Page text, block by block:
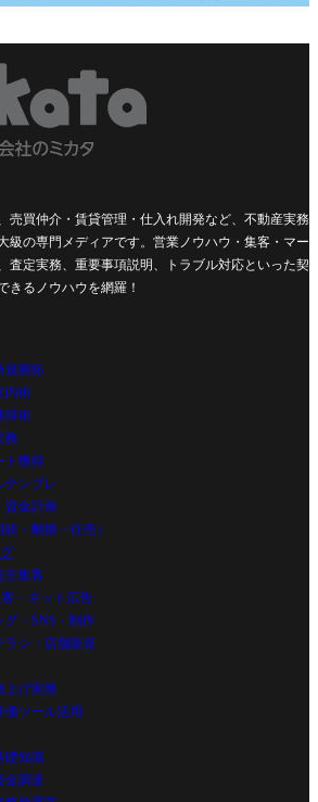
売買仲介・賃貸管理・仕入れ開発など、不動産実務
級の専門メディアです。営業ノウハウ・集客・マー
査定実務、重要事項説明、トラブル対応といった契
きるノウハウを網羅！
規開拓
内術
得術
務
ト獲得
テンプレ
資金計画
・離婚・任売）
主集客
客・ネット広告
グ・SNS・制作
ラシ・店舗販促
上げ実務
価ツール活用
礎知識
金調達